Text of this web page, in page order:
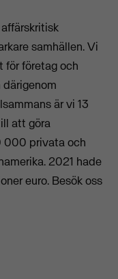
samhällen. Vi
för företag och
är vi 13
att göra
000 privata och
2021 hade
euro. Besök oss